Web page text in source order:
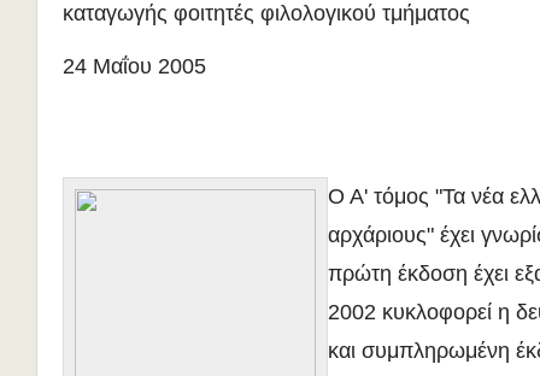
καταγωγής φοιτητές φιλολογικού τμήματος
24 Μαΐου 2005
Ο Α' τόμος "Τα νέα
αρχάριους" έχει
πρώτη έκδοση έχει
2002 κυκλοφορεί η
και συμπληρωμένη
Εδώ Πολυτεχνείο!